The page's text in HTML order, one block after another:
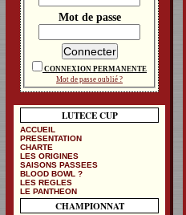
Mot de passe
CONNEXION PERMANENTE
Mot de passe oublié ?
LUTECE CUP
ACCUEIL
PRESENTATION
CHARTE
LES ORIGINES
SAISONS PASSEES
BLOOD BOWL ?
LES REGLES
LE PANTHEON
CHAMPIONNAT